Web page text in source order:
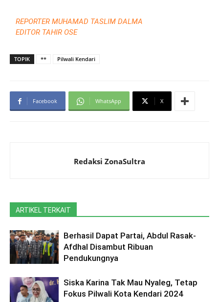
REPORTER MUHAMAD TASLIM DALMA
EDITOR TAHIR OSE
TOPIK ** Pilwali Kendari
Facebook WhatsApp X
Redaksi ZonaSultra
ARTIKEL TERKAIT
Berhasil Dapat Partai, Abdul Rasak-
Afdhal Disambut Ribuan
Pendukungnya
Siska Karina Tak Mau Nyaleg, Tetap
Fokus Pilwali Kota Kendari 2024